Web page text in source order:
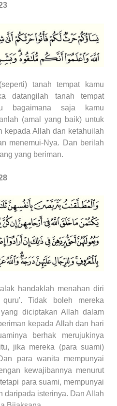
tanah tempat kamu
datangilah tanah tempat
bagaimana saja kamu
(amal yang baik) untuk
kepada Allah dan ketahuilah
menemui-Nya. Dan berilah
yang beriman.
handaklah menahan diri
Tidak boleh mereka
diciptakan Allah dalam
kepada Allah dan hari
berhak merujukinya
jika mereka (para suami)
para wanita mempunyai
kewajibannya menurut
para suami, mempunyai
daripada isterinya. Dan Allah